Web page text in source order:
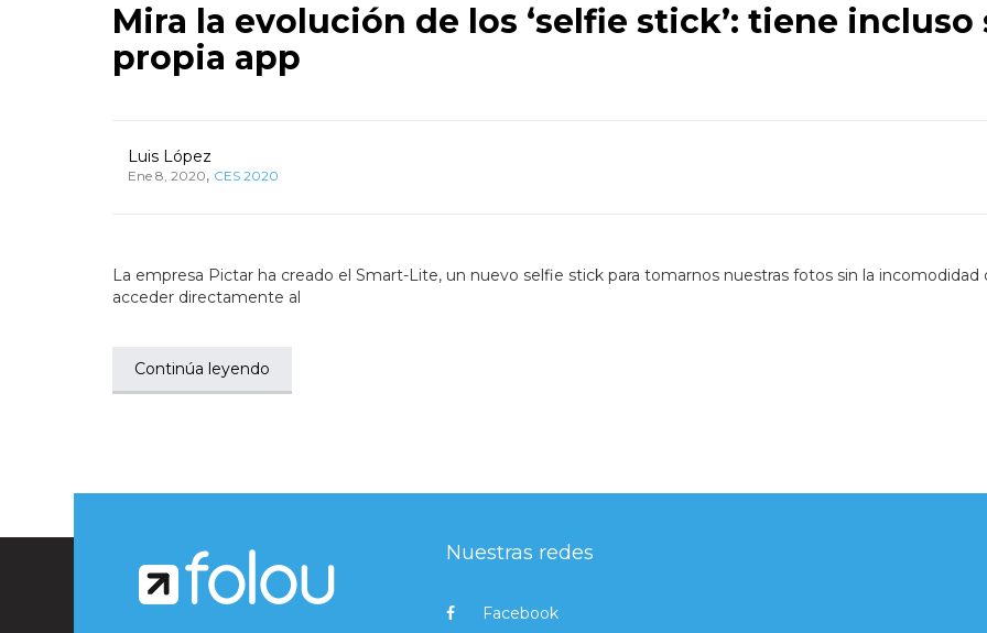
Mira la evolución de los ‘selfie stick’: tiene incluso
propia app
Luis López
Ene 8, 2020, CES 2020
La empresa Pictar ha creado el Smart-Lite, un nuevo selfie stick para tomarnos nuestras fotos sin la incomodidad
acceder directamente al
Continúa leyendo
Nuestras redes
Facebook